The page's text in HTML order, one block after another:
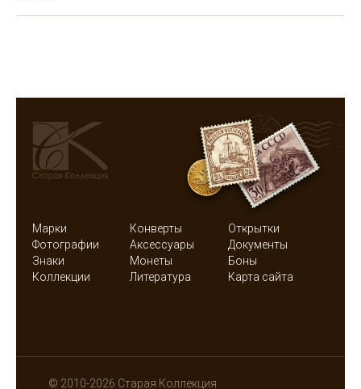
Марки Конверты
Открытки
Фотографии
Аксессуары
Документы
Знаки
Монеты
Боны
Коллекции
Литература Карта сайта
© 2010-2026 Старая Коллекция